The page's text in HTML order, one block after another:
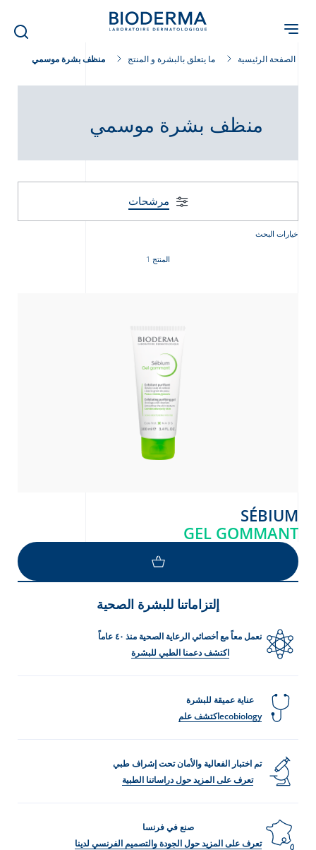
content
الصفحة الرئيسية ما يتعلق بالبشرة و المنتج منظف بشرة موسمي
منظف بشرة موسمي
مرشحات
خيارات البحث
المنتج 1
SÉBIUM
GEL GOMMANT
إلتزاماتنا للبشرة الصحية
نعمل معاً مع أخصائي الرعاية الصحية منذ ٤٠ عاماً
اكتشف دعمنا الطبي للبشرة
عناية عميقة للبشرة
ecobiologyاكتشف علم
تم اختبار الفعالية والأمان تحت إشراف طبي
تعرف على المزيد حول دراساتنا الطبية
صنع في فرنسا
تعرف على المزيد حول الجودة والتصميم الفرنسي لدينا